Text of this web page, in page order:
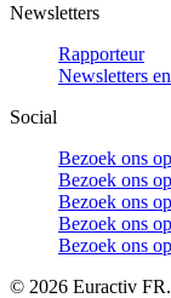
Newsletters
Rapporteur
Newsletters
Social
Bezoek ons
Bezoek ons
Bezoek ons
Bezoek ons
Bezoek ons
© 2026 Euractiv